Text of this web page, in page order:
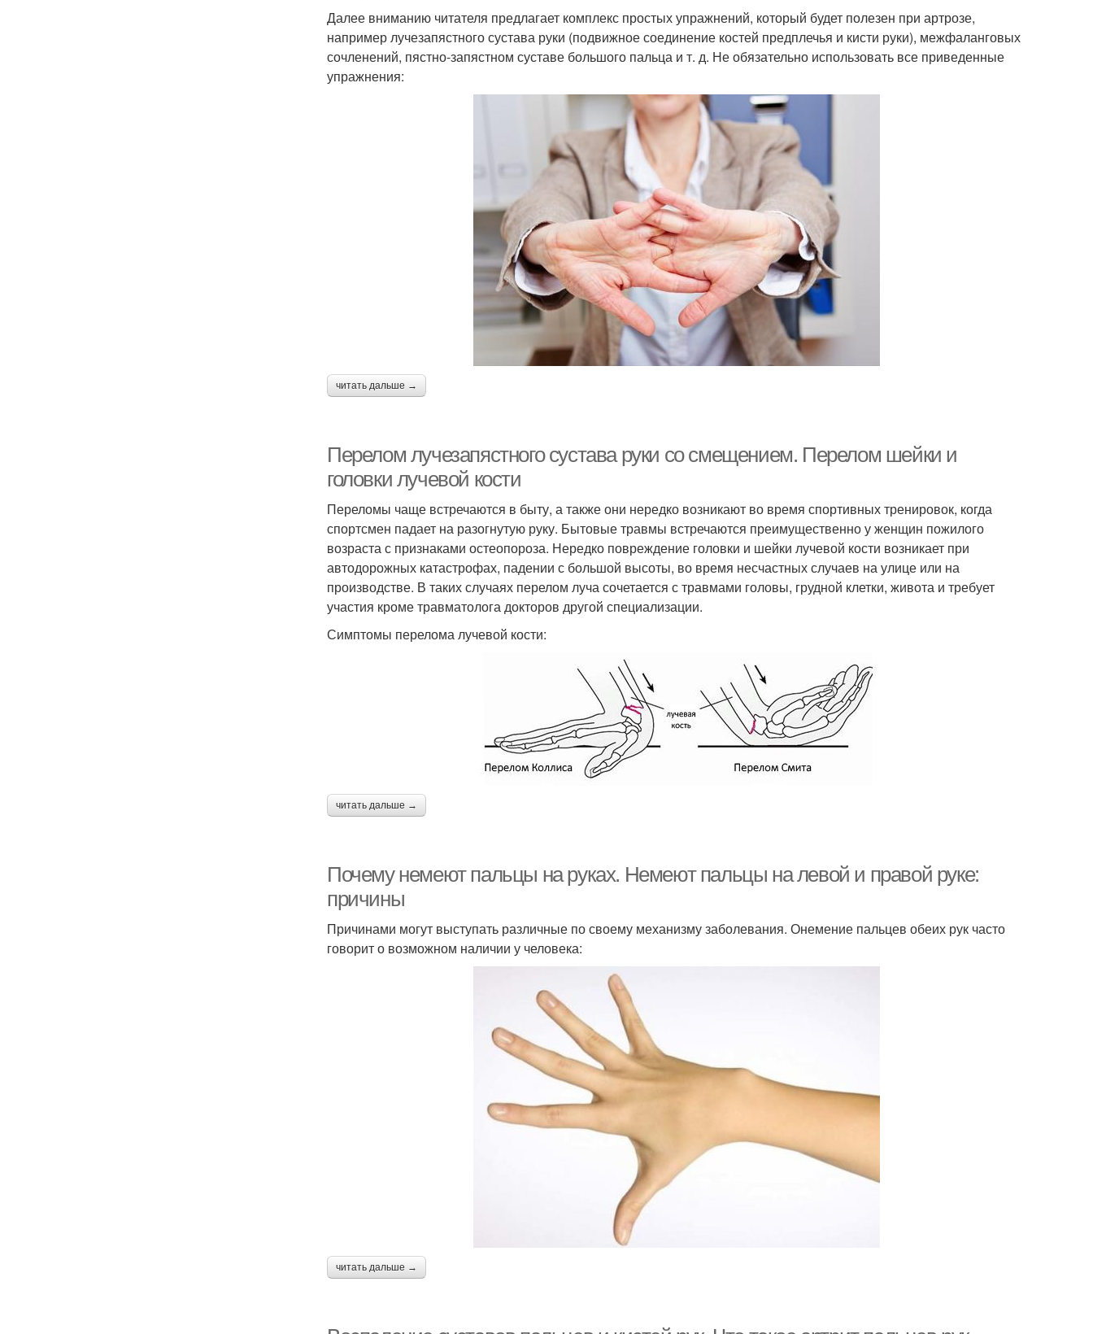
Далее вниманию читателя предлагает комплекс простых упражнений, который будет полезен при артрозе,
например лучезапястного сустава руки (подвижное соединение костей предплечья и кисти руки), межфаланговых
сочленений, пястно-запястном суставе большого пальца и т. д. Не обязательно использовать все приведенные
упражнения:
читать дальше →
Перелом лучезапястного сустава руки со смещением. Перелом шейки и
головки лучевой кости
Переломы чаще встречаются в быту, а также они нередко возникают во время спортивных тренировок, когда
спортсмен падает на разогнутую руку. Бытовые травмы встречаются преимущественно у женщин пожилого
возраста с признаками остеопороза. Нередко повреждение головки и шейки лучевой кости возникает при
автодорожных катастрофах, падении с большой высоты, во время несчастных случаев на улице или на
производстве. В таких случаях перелом луча сочетается с травмами головы, грудной клетки, живота и требует
участия кроме травматолога докторов другой специализации.
Симптомы перелома лучевой кости:
читать дальше →
Почему немеют пальцы на руках. Немеют пальцы на левой и правой руке:
причины
Причинами могут выступать различные по своему механизму заболевания. Онемение пальцев обеих рук часто
говорит о возможном наличии у человека:
читать дальше →